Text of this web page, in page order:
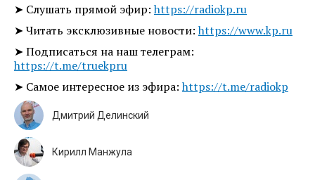
➤ Слушать прямой эфир:https://radiokp.ru
➤ Читать эксклюзивные новости:https://www.kp.ru
➤ Подписаться на наш телеграм:
https://t.me/truekpru
➤ Самое интересное из эфира:https://t.me/radiokp
Дмитрий Делинский
Кирилл Манжула